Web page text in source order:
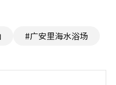
#广安里海水浴场